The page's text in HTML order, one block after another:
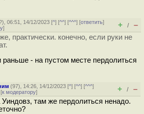
), 06:51, 14/12/2023 [^] [^^] [^^^] [ответить]
] + / –
практически. конечно, если руки не
раньше - на пустом месте пердолиться
(97), 14:26, 14/12/2023 [^] [^^] [^^^]
к модератору] + / –
там же пердолиться ненадо.